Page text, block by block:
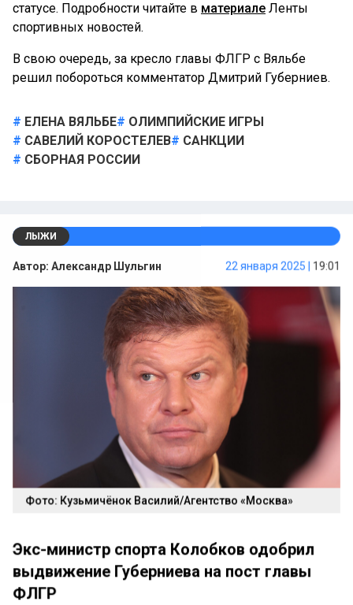
статусе. Подробности читайте в материале Ленты
спортивных новостей.
В свою очередь, за кресло главы ФЛГР с Вяльбе
решил побороться комментатор Дмитрий Губерниев.
ЕЛЕНА ВЯЛЬБЕ
ОЛИМПИЙСКИЕ ИГРЫ
САВЕЛИЙ КОРОСТЕЛЕВ
САНКЦИИ
СБОРНАЯ РОССИИ
ЛЫЖИ
Автор: Александр Шульгин 22 января 2025 | 19:01
Фото: Кузьмичёнок Василий/Агентство «Москва»
Экс-министр спорта Колобков одобрил
выдвижение Губерниева на пост главы
ФЛГР